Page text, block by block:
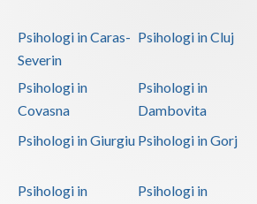
Psihologi in Caras-
Severin
Psihologi in Cluj
Psihologi in
Covasna
Psihologi in
Dambovita
Psihologi in Giurgiu Psihologi in Gorj
Psihologi in
Psihologi in